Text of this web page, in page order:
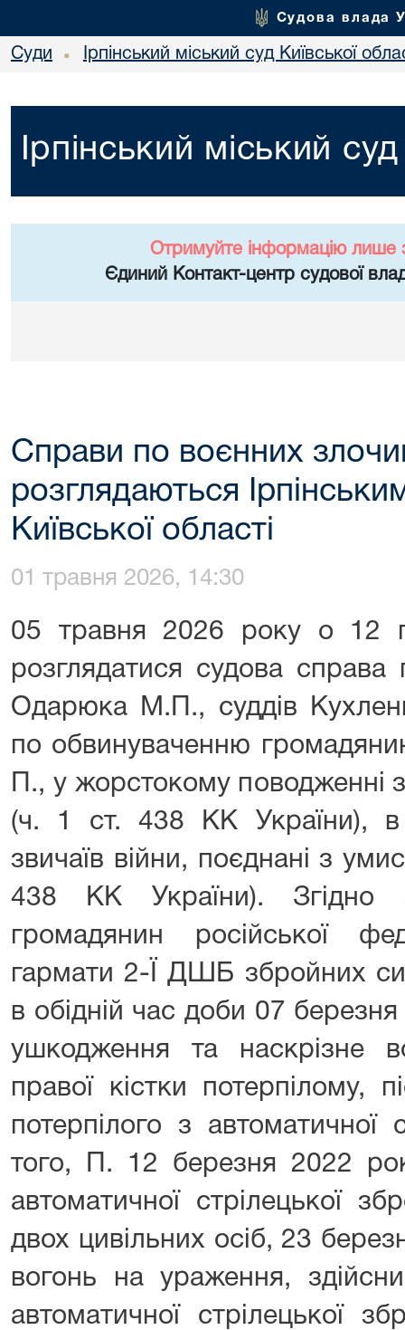
Судова влада
Суди • Ірпінський міський суд Київської
Ірпінський міський
Отримуйте інформацію лише
Єдиний Контакт-центр судової
Справи по воєнних
розглядаються
Київської області
01 травня 2026, 14:30
05 травня 2026 року о 12
розглядатися судова справа
Одарюка М.П., суддів
по обвинуваченню
П., у жорстокому поводженні
(ч. 1 ст. 438 КК України), в
звичаїв війни, поєднані з
438 КК України). Згідно
громадянин російської
гармати 2-Ї ДШБ збройних
в обідній час доби 07 березня
ушкодження та наскрізне
правої кістки потерпілому,
потерпілого з автоматичної
того, П. 12 березня 2022
автоматичної стрілецької
двох цивільних осіб, 23
вогонь на ураження,
автоматичної стрілецької